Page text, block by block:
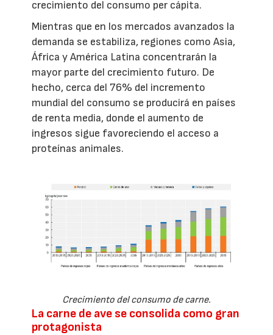
crecimiento del consumo per cápita.
Mientras que en los mercados avanzados la
demanda se estabiliza, regiones como Asia,
África y América Latina concentrarán la
mayor parte del crecimiento futuro. De
hecho, cerca del 76% del incremento
mundial del consumo se producirá en países
de renta media, donde el aumento de
ingresos sigue favoreciendo el acceso a
proteínas animales.
Crecimiento del consumo de carne.
La carne de ave se consolida como gran
protagonista